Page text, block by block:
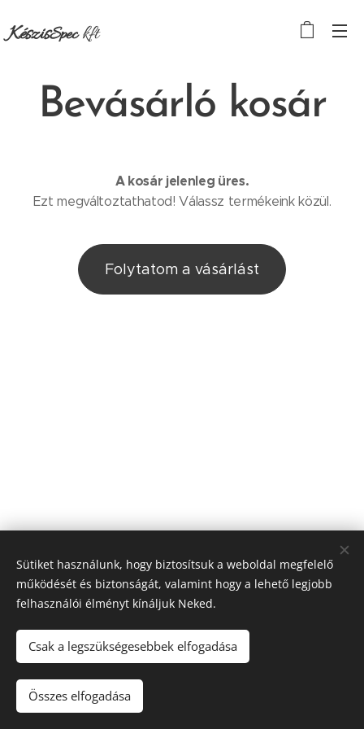
KészisSpeckft
Bevásárló kosár
A kosár jelenleg üres.
Ezt megváltoztathatod! Válassz termékeink közül.
Folytatom a vásárlást
KészisSpec Kft, 2316 Tököl, Tököli reptér IV. kapu, +36-30-434-88-
14
https://www.facebook.com/keszis.kerteszet/
Sütiket használunk, hogy biztosítsuk a weboldal megfelelő
működését és biztonságát, valamint hogy a lehető legjobb
felhasználói élményt kínáljuk Neked.
Csak a legszükségesebbek elfogadása
Összes elfogadása